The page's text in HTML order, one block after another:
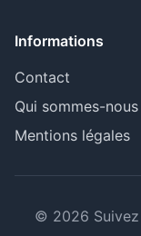
Informations
Contact
Qui sommes-nous
Mentions légales
© 2026